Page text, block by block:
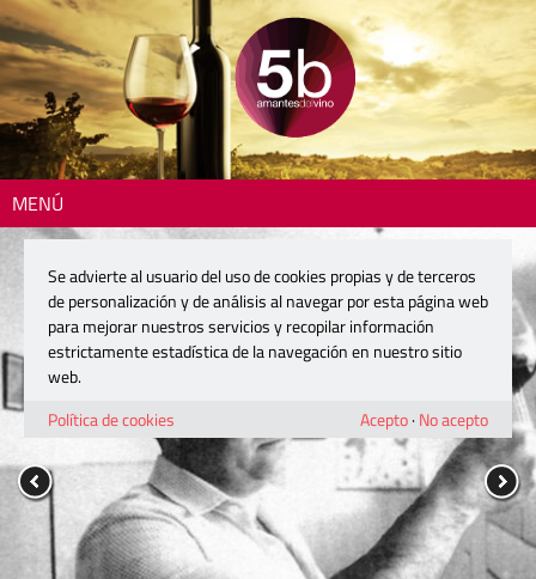
MENÚ
Se advierte al usuario del uso de cookies propias y de terceros
de personalización y de análisis al navegar por esta página web
para mejorar nuestros servicios y recopilar información
estrictamente estadística de la navegación en nuestro sitio
web.
Política de cookies
Acepto· No acepto